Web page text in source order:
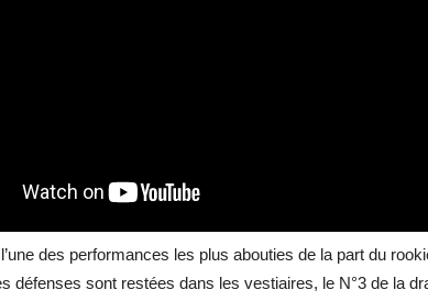
des performances les plus abouties de la part du
défenses sont restées dans les vestiaires, le N°3 de la